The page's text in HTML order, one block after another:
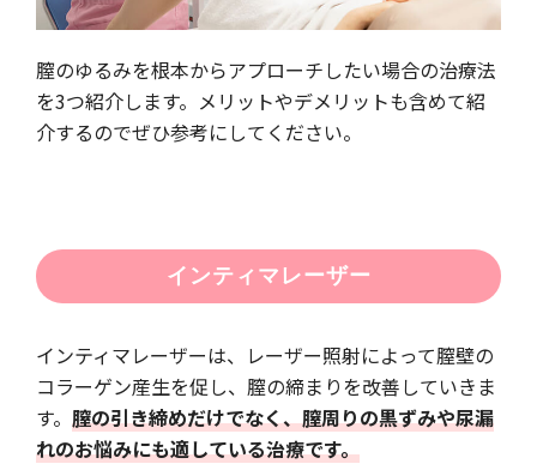
膣のゆるみを根本からアプローチしたい場合の治療法
を3つ紹介します。メリットやデメリットも含めて紹
介するのでぜひ参考にしてください。
インティマレーザー
インティマレーザーは、レーザー照射によって膣壁の
コラーゲン産生を促し、膣の締まりを改善していきま
す。 膣の引き締めだけでなく、膣周りの黒ずみや尿漏
れのお悩みにも適している治療です。